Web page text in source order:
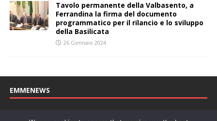
Tavolo permanente della Valbasento, a
Ferrandina la firma del documento
programmatico per il rilancio e lo sviluppo
della Basilicata
26 Gennaio 2024
EMMENEWS